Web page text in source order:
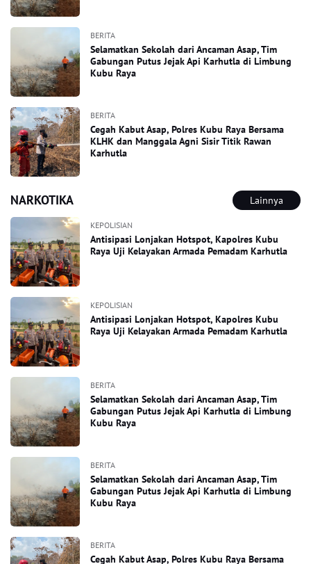
BERITA
Selamatkan Sekolah dari Ancaman Asap, Tim
Gabungan Putus Jejak Api Karhutla di Limbung
Kubu Raya
BERITA
Cegah Kabut Asap, Polres Kubu Raya Bersama
KLHK dan Manggala Agni Sisir Titik Rawan
Karhutla
NARKOTIKA Lainnya
KEPOLISIAN
Antisipasi Lonjakan Hotspot, Kapolres Kubu
Raya Uji Kelayakan Armada Pemadam Karhutla
KEPOLISIAN
Antisipasi Lonjakan Hotspot, Kapolres Kubu
Raya Uji Kelayakan Armada Pemadam Karhutla
BERITA
Selamatkan Sekolah dari Ancaman Asap, Tim
Gabungan Putus Jejak Api Karhutla di Limbung
Kubu Raya
BERITA
Selamatkan Sekolah dari Ancaman Asap, Tim
Gabungan Putus Jejak Api Karhutla di Limbung
Kubu Raya
BERITA
Cegah Kabut Asap, Polres Kubu Raya Bersama